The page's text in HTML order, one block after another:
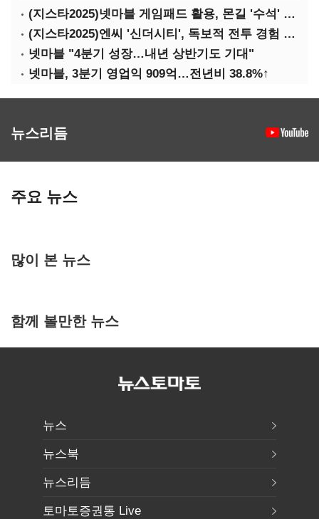
(지스타2025)넷마블 게임패드 활용, 몬길 '수석' 7대죄 '차석'
(지스타2025)엔씨 '신더시티', 독보적 전투 경험 필요
넷마블 "4분기 성장…내년 상반기도 기대"
넷마블, 3분기 영업익 909억…전년비 38.8%↑
뉴스리듬
주요 뉴스
많이 본 뉴스
함께 볼만한 뉴스
뉴스
뉴스북
뉴스리듬
토마토증권통 Live